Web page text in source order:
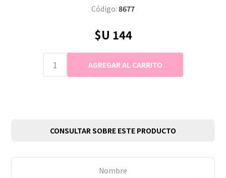
Código: 8677
$U 144
CONSULTAR SOBRE ESTE PRODUCTO
Nombre